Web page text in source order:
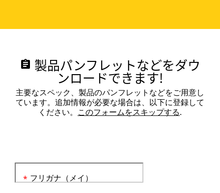
assignment 製品パンフレットなどをダウ
ンロードできます!
主要なスペック、製品のパンフレットなどをご用意し
ています。追加情報が必要な場合は、以下に登録して
ください。 このフォームをスキップする.
フリガナ（メイ）
*